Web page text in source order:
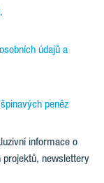
.
údajů a
peněz
informace o
projektů, newslettery